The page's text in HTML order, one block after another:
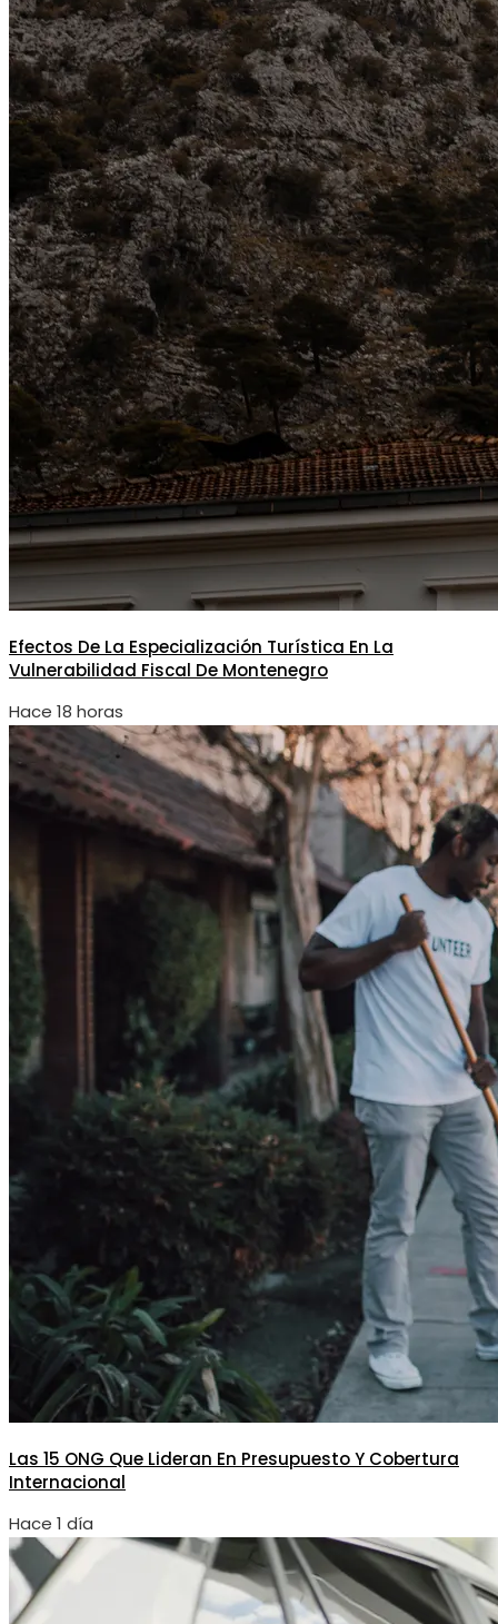
Efectos De La Especialización Turística En La
Vulnerabilidad Fiscal De Montenegro
Hace 18 horas
Las 15 ONG Que Lideran En Presupuesto Y Cobertura
Internacional
Hace 1 día